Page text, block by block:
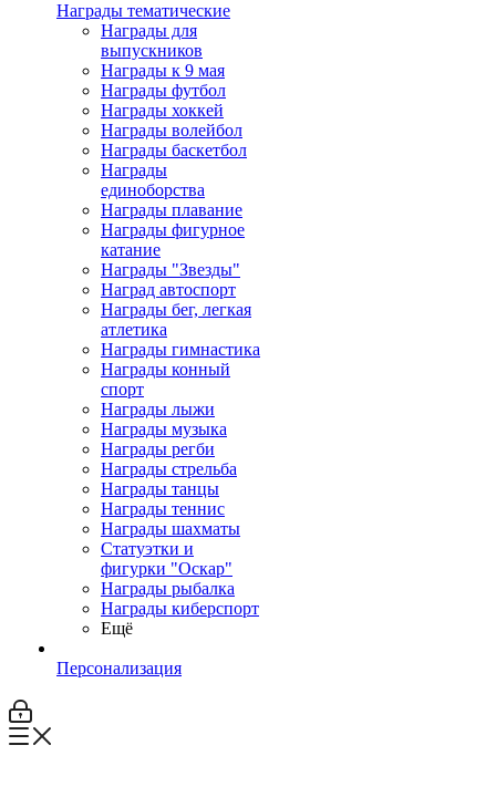
Награды тематические
Награды для
выпускников
Награды к 9 мая
Награды футбол
Награды хоккей
Награды волейбол
Награды баскетбол
Награды
единоборства
Награды плавание
Награды фигурное
катание
Награды "Звезды"
Наград автоспорт
Награды бег, легкая
атлетика
Награды гимнастика
Награды конный
спорт
Награды лыжи
Награды музыка
Награды регби
Награды стрельба
Награды танцы
Награды теннис
Награды шахматы
Статуэтки и
фигурки "Оскар"
Награды рыбалка
Награды киберспорт
Ещё
Персонализация